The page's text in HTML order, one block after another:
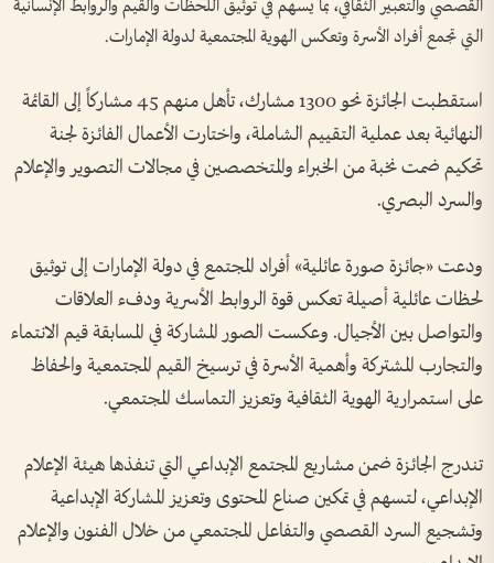
القصصي والتعبير الثقافي، بما يسهم في توثيق اللحظات والقيم والروابط الإنسانية
التي تجمع أفراد الأسرة وتعكس الهوية المجتمعية لدولة الإمارات.
استقطبت الجائزة نحو 1300 مشارك، تأهل منهم 45 مشاركاً إلى القائمة
النهائية بعد عملية التقييم الشاملة، واختارت الأعمال الفائزة لجنة
تحكيم ضمت نخبة من الخبراء والمتخصصين في مجالات التصوير والإعلام
والسرد البصري.
ودعت «جائزة صورة عائلية» أفراد المجتمع في دولة الإمارات إلى توثيق
لحظات عائلية أصيلة تعكس قوة الروابط الأسرية ودفء العلاقات
والتواصل بين الأجيال. وعكست الصور المشاركة في المسابقة قيم الانتماء
والتجارب المشتركة وأهمية الأسرة في ترسيخ القيم المجتمعية والحفاظ
على استمرارية الهوية الثقافية وتعزيز التماسك المجتمعي.
تندرج الجائزة ضمن مشاريع المجتمع الإبداعي التي تنفذها هيئة الإعلام
الإبداعي، لتسهم في تمكين صناع المحتوى وتعزيز المشاركة الإبداعية
وتشجيع السرد القصصي والتفاعل المجتمعي من خلال الفنون والإعلام